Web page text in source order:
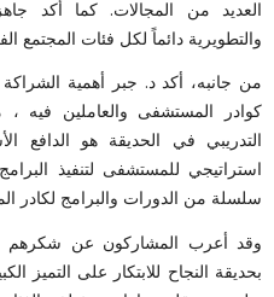
العديد من المجالات. كما أكد
والتطويرية دائماً لكل فئات المجتمع
من جانبه، أكد د. جبر أهمية
كوادر المستشفى والعاملين فيه ،
التدريبي في الحديقة هو الدافع
استراتيجي للمستشفى لتنفيذ
سلسلة من الدورات والبرامج لكادر
وقد أعرب المشاركون عن شكرهم
بحديقة النجاح للابتكار على التميز